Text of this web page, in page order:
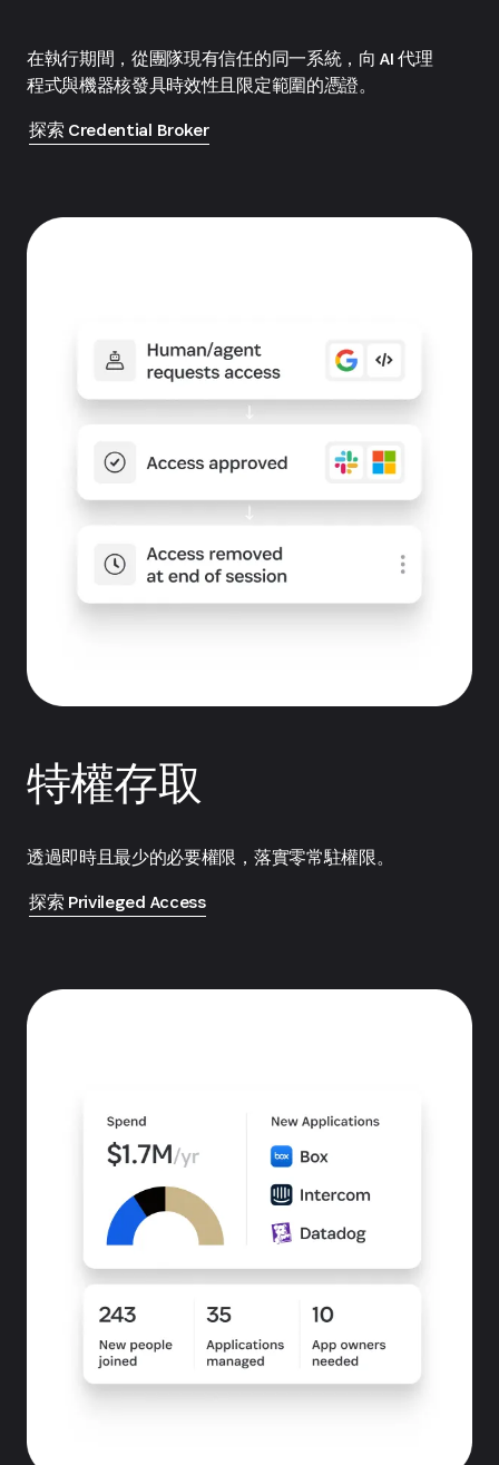
在執行期間，從團隊現有信任的同一系統，向 AI 代理
程式與機器核發具時效性且限定範圍的憑證。
探索 Credential Broker
特權存取
透過即時且最少的必要權限，落實零常駐權限。
探索 Privileged Access